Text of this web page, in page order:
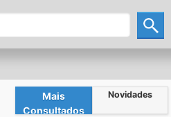
Mais
Consultados
Novidades